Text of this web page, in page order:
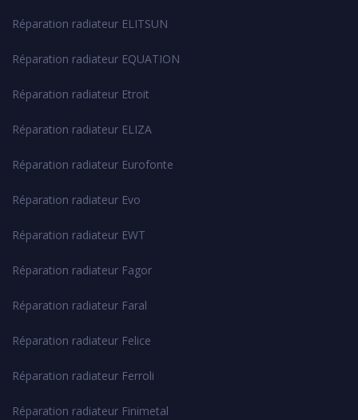
Réparation radiateur ELITSUN
Réparation radiateur EQUATION
Réparation radiateur Etroit
Réparation radiateur ELIZA
Réparation radiateur Eurofonte
Réparation radiateur Evo
Réparation radiateur EWT
Réparation radiateur Fagor
Réparation radiateur Faral
Réparation radiateur Felice
Réparation radiateur Ferroli
Réparation radiateur Finimetal